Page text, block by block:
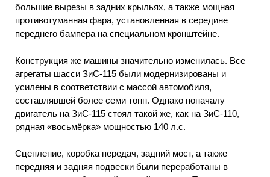
большие вырезы в задних крыльях, а также мощная
противотуманная фара, установленная в середине
переднего бампера на специальном кронштейне.
Конструкция же машины значительно изменилась. Все
агрегаты шасси ЗиС-115 были модернизированы и
усилены в соответствии с массой автомобиля,
составлявшей более семи тонн. Однако поначалу
двигатель на ЗиС-115 стоял такой же, как на ЗиС-110, —
рядная «восьмёрка» мощностью 140 л.с.
Сцепление, коробка передач, задний мост, а также
передняя и задняя подвески были переработаны в